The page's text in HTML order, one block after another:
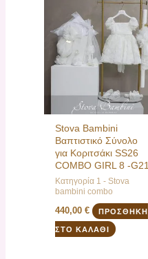
Stova Bambini
Βαπτιστικό Σύνολο
για Κοριτσάκι SS26
COMBO GIRL 8 -G21
Κατηγορία 1 - Stova
bambini combo
440,00€ ΠΡΟΣΘΉΚΗ
ΣΤΟ ΚΑΛΆΘΙ